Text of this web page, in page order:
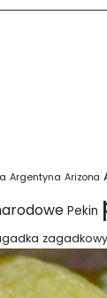
Argentyna Arizona
Pekin